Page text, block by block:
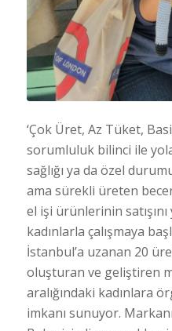
‘Çok Üret, Az Tüket,
sorumluluk bilinci ile yola
sağlığı ya da özel
ama sürekli üreten
el işi ürünlerinin
kadınlarla çalışmaya
İstanbul’a uzanan 20
oluşturan ve geliştiren
aralığındaki kadınlara
imkanı sunuyor.